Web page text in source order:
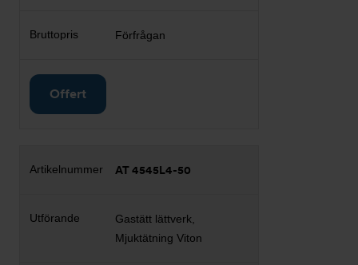
Förfrågan
Offert
AT 4545L4-50
Gastätt lättverk,
Mjuktätning Viton